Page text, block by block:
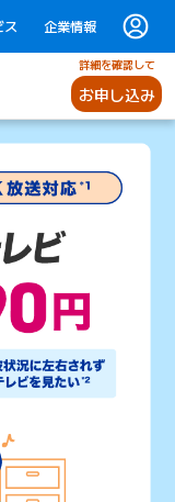
ス 企業情報
詳細を確認して
お申し込み